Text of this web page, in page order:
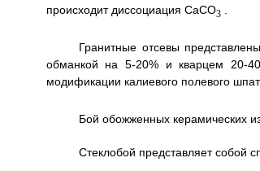
происходит диссоциация СаСО3.
Гранитные отсевы
обманкой на 5-20% и кварцем 20-
модификации калиевого полевого
Бой обожженных керамических
Стеклобой представляет собой